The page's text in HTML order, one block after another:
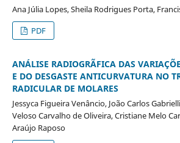
Ana Júlia Lopes, Sheila Rodrigues Porta,
PDF
ANÁLISE RADIOGRÃFICA DAS
E DO DESGASTE ANTICURVATURA NO
RADICULAR DE MOLARES
Jessyca Figueira Venâncio, João Carlos
Veloso Carvalho de Oliveira, Cristiane Melo
Araújo Raposo